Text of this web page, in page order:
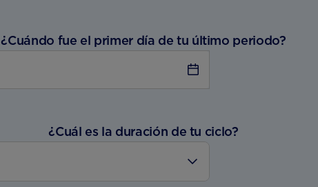
¿Cuándo fue el primer día de tu último periodo?
¿Cuál es la duración de tu ciclo?